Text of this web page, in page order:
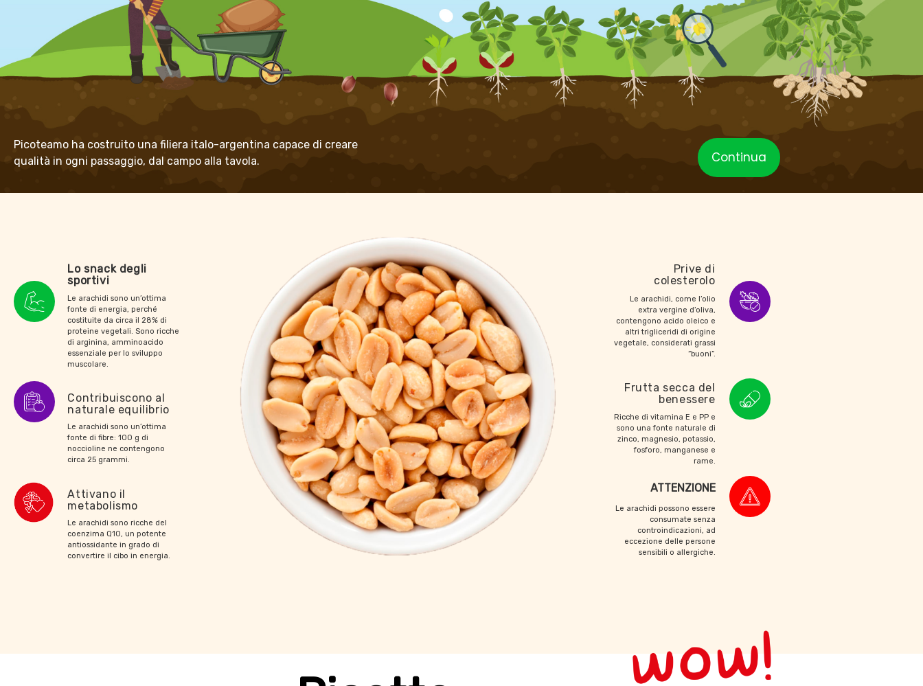
Picoteamo ha costruito una filiera italo-argentina capace di creare
qualità in ogni passaggio, dal campo alla tavola.
Continua
Lo snack degli
sportivi
Le arachidi sono un’ottima
fonte di energia, perché
costituite da circa il 28% di
proteine vegetali. Sono ricche
di arginina, amminoacido
essenziale per lo sviluppo
muscolare.
Contribuiscono al
naturale equilibrio
Le arachidi sono un’ottima
fonte di fibre: 100 g di
noccioline ne contengono
circa 25 grammi.
Attivano il
metabolismo
Le arachidi sono ricche del
coenzima Q10, un potente
antiossidante in grado di
convertire il cibo in energia.
Prive di
colesterolo
Le arachidi, come l’olio
extra vergine d’oliva,
contengono acido oleico e
altri trigliceridi di origine
vegetale, considerati grassi
“buoni”.
Frutta secca del
benessere
Ricche di vitamina E e PP e
sono una fonte naturale di
zinco, magnesio, potassio,
fosforo, manganese e
rame.
ATTENZIONE
Le arachidi possono essere
consumate senza
controindicazioni, ad
eccezione delle persone
sensibili o allergiche.